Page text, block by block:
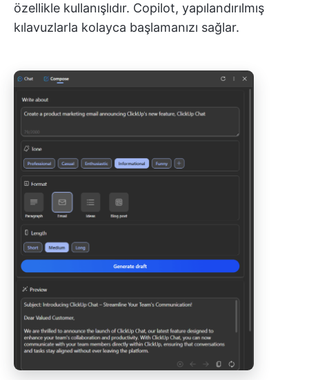
özellikle kullanışlıdır. Copilot, yapılandırılmış
kılavuzlarla kolayca başlamanızı sağlar.